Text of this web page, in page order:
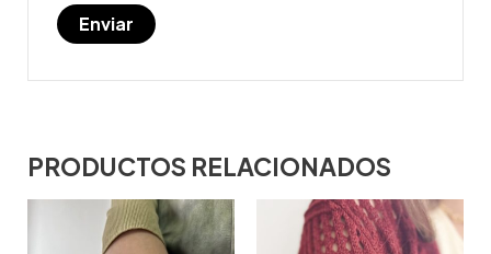
PRODUCTOS RELACIONADOS